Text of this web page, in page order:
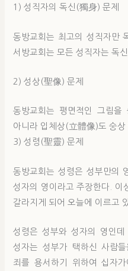
1) 성직자의 독신(獨身) 문제
동방교회는 최고의 성직자만
서방교회는 모든 성직자는 독
2) 성상(聖像) 문제
동방교회는 평면적인 그림을
아니라 입체상(立體像)도 숭상
3) 성령(聖靈) 문제
동방교회는 성령은 성부만의
성자의 영이라고 주장한다. 이
갈라지게 되어 오늘에 이르고
성령은 성부와 성자의 영인
성자는 성부가 택하신 사람
죄를 용서하기 위하여 십자